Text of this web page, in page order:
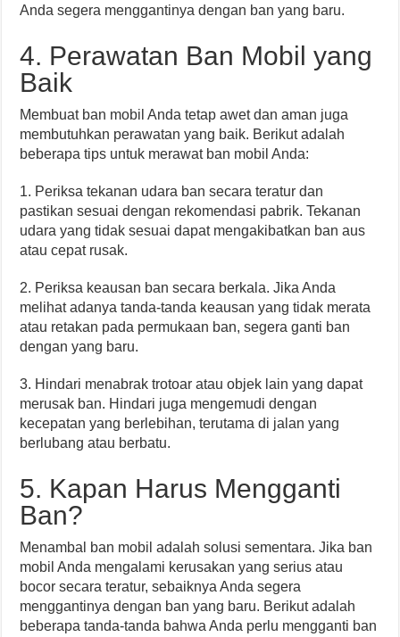
Anda segera menggantinya dengan ban yang baru.
4. Perawatan Ban Mobil yang
Baik
Membuat ban mobil Anda tetap awet dan aman juga
membutuhkan perawatan yang baik. Berikut adalah
beberapa tips untuk merawat ban mobil Anda:
1. Periksa tekanan udara ban secara teratur dan
pastikan sesuai dengan rekomendasi pabrik. Tekanan
udara yang tidak sesuai dapat mengakibatkan ban aus
atau cepat rusak.
2. Periksa keausan ban secara berkala. Jika Anda
melihat adanya tanda-tanda keausan yang tidak merata
atau retakan pada permukaan ban, segera ganti ban
dengan yang baru.
3. Hindari menabrak trotoar atau objek lain yang dapat
merusak ban. Hindari juga mengemudi dengan
kecepatan yang berlebihan, terutama di jalan yang
berlubang atau berbatu.
5. Kapan Harus Mengganti
Ban?
Menambal ban mobil adalah solusi sementara. Jika ban
mobil Anda mengalami kerusakan yang serius atau
bocor secara teratur, sebaiknya Anda segera
menggantinya dengan ban yang baru. Berikut adalah
beberapa tanda-tanda bahwa Anda perlu mengganti ban